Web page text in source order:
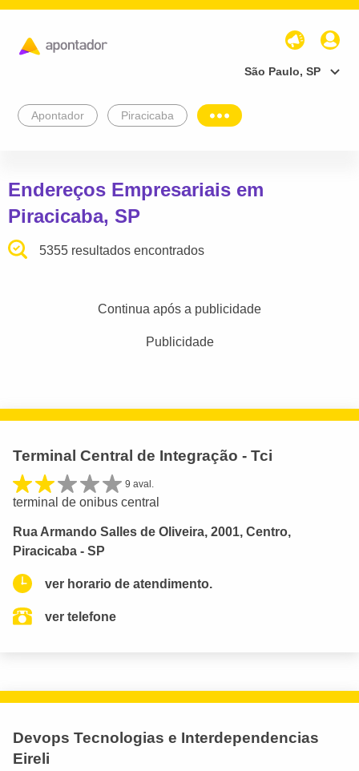
São Paulo, SP
Apontador Piracicaba
Endereços Empresariais em
Piracicaba, SP
5355 resultados encontrados
Continua após a publicidade
Publicidade
Terminal Central de Integração - Tci
9 aval.
terminal de onibus central
Rua Armando Salles de Oliveira, 2001, Centro,
Piracicaba - SP
ver horario de atendimento.
ver telefone
Devops Tecnologias e Interdependencias
Eireli